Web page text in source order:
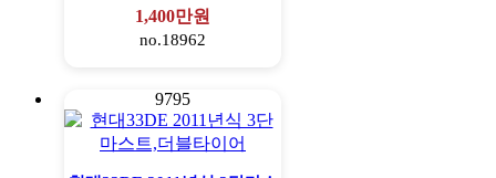
1,400만원
no.18962
9795